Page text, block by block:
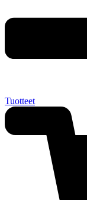
Tuotteet